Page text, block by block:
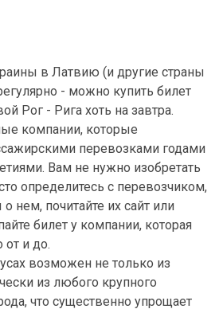
в Латвию (и другие страны
- можно купить билет
Рог - Рига хоть на завтра.
компании, которые
перевозками годами
Вам не нужно изобретать
определитесь с перевозчиком,
нем, почитайте их сайт или
билет у компании, которая
от и до.
возможен не только из
из любого крупного
что существенно упрощает